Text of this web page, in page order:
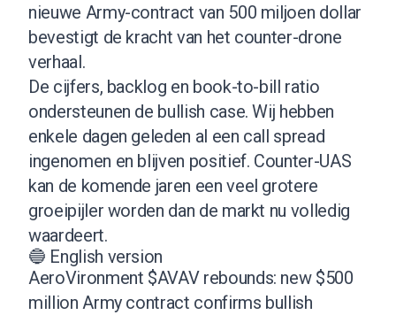
nieuwe Army-contract van 500 miljoen dollar
bevestigt de kracht van het counter-drone
verhaal.
De cijfers, backlog en book-to-bill ratio
ondersteunen de bullish case. Wij hebben
enkele dagen geleden al een call spread
ingenomen en blijven positief. Counter-UAS
kan de komende jaren een veel grotere
groeipijler worden dan de markt nu volledig
waardeert.
🔵 English version
AeroVironment $AVAV rebounds: new $500
million Army contract confirms bullish